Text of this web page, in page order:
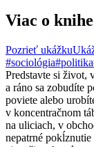
Viac o knihe
Pozrieť ukážku
#sociológia#politika
Predstavte si život,
a ráno sa zobudíte
poviete alebo
v koncentračnom
na uliciach, v
nepatrné